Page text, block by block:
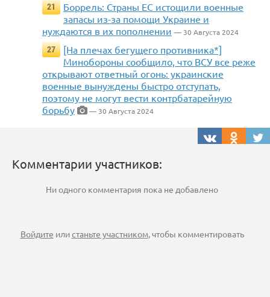
21
Боррель: Страны ЕС истощили военные
запасы из-за помощи Украине и
нуждаются в их пополнении — 30 Августа 2024
27
[На плечах бегущего противника*]
Минобороны сообщило, что ВСУ все реже
открывают ответный огонь: украинские
военные вынуждены быстро отступать,
поэтому не могут вести контрбатарейную
борьбу
— 30 Августа 2024
Комментарии участников:
Ни одного комментария пока не добавлено
Войдите илистаньте участником, чтобы комментировать